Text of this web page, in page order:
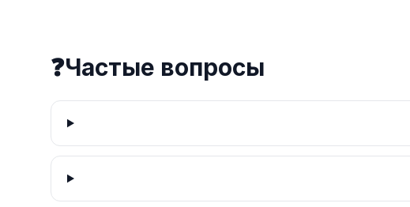
❓Частые вопросы